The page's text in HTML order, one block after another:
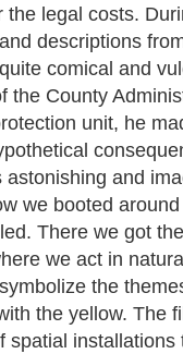
the legal costs.
descriptions
comical and
the County
unit, he
astonishing and
we booted
There we got
we act in
the
the yellow. The
spatial installations